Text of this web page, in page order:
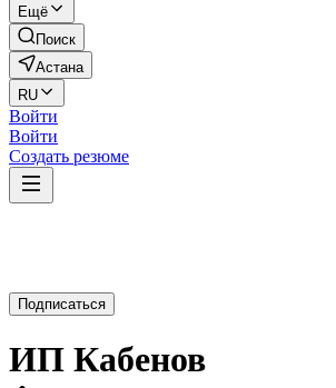
Ещё
Поиск
Астана
RU
Войти
Войти
Создать резюме
Подписаться
ИП Кабенов